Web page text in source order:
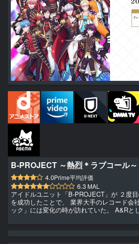
B-PROJECT ～熱烈＊ラブコール～
4.0Prime平均評価
6.3 MAL
アイドルユニット「B-PROJECT」が ２度
を成功したことで、 業界大手のレコード会
ック」には変化の時が訪れていた。 A&Rと
加えて 新たなジャンルから参画するアーテ